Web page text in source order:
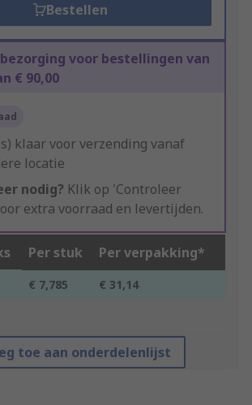
Bestellen
bezorging voor bestellingen van
€ 90,00
klaar voor verzending vanaf
locatie
nodig? Klik op 'Controleer
extra voorraad en levertijden.
Per stuk Per verpakking*
€ 7,785 € 31,14
toe aan onderdelenlijst